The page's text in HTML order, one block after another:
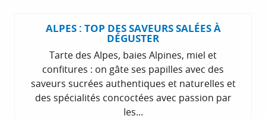
ALPES : TOP DES SAVEURS SALÉES À
DÉGUSTER
Tarte des Alpes, baies Alpines, miel et
confitures : on gâte ses papilles avec des
saveurs sucrées authentiques et naturelles et
des spécialités concoctées avec passion par
les...